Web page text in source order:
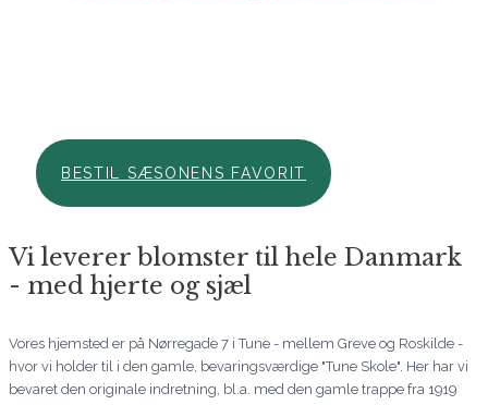
BESTIL SÆSONENS FAVORIT
Vi leverer blomster til hele Danmark
- med hjerte og sjæl
Vores hjemsted er på Nørregade 7 i Tune - mellem Greve og Roskilde -
hvor vi holder til i den gamle, bevaringsværdige "Tune Skole". Her har vi
bevaret den originale indretning, bl.a. med den gamle trappe fra 1919